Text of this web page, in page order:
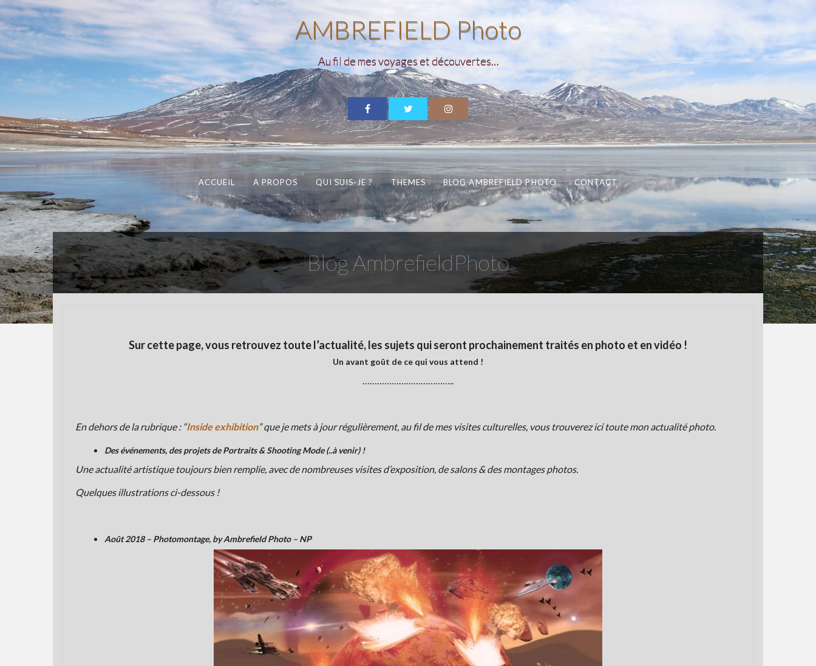
AMBREFIELD Photo
Au fil de mes voyages et découvertes…
ACCUEIL A PROPOS QUI SUIS-JE ? THEMES BLOG AMBREFIELD PHOTO CONTACT
Blog AmbrefieldPhoto
Sur cette page, vous retrouvez toute l’actualité, les sujets qui seront prochainement traités en photo et en vidéo !
Un avant goût de ce qui vous attend !
………………………………..
En dehors de la rubrique : “Inside exhibition” que je mets à jour régulièrement, au fil de mes visites culturelles, vous trouverez ici toute mon actualité photo.
Des événements, des projets de Portraits & Shooting Mode (..à venir) !
Une actualité artistique toujours bien remplie, avec de nombreuses visites d’exposition, de salons & des montages photos.
Quelques illustrations ci-dessous !
Août 2018 – Photomontage, by Ambrefield Photo – NP